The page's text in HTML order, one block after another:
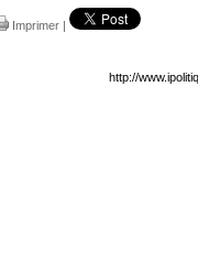
Imprimer |
http://